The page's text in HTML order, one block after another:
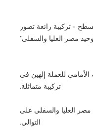
- تركيبة رائعة تصور
مصر العليا والسفلى"
الأمامي للعملة إلهين في
تركيبة متماثلة.
مصر العليا والسفلى على
التوالي.